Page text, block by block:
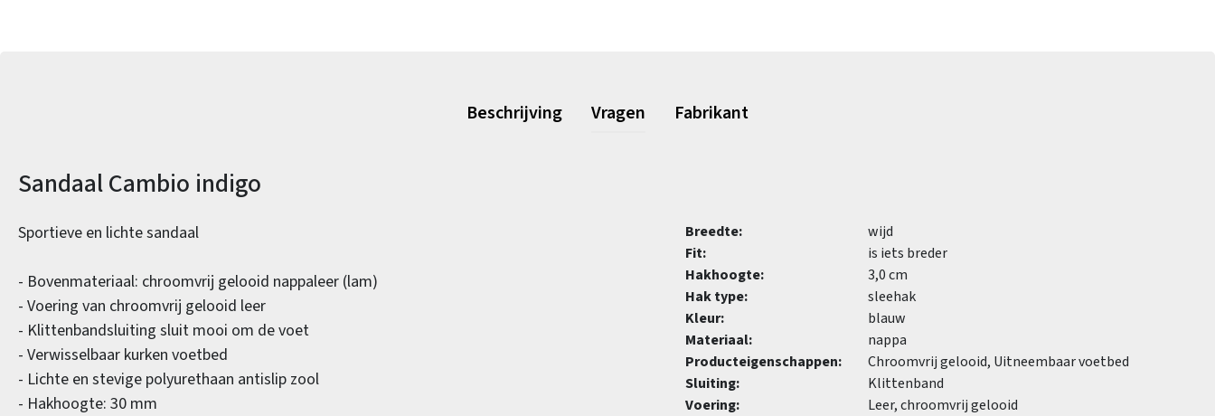
Beschrijving Vragen Fabrikant
Productinformatie
Sandaal Cambio indigo
Sportieve en lichte sandaal
- Bovenmateriaal: chroomvrij gelooid nappaleer (lam)
- Voering van chroomvrij gelooid leer
- Klittenbandsluiting sluit mooi om de voet
- Verwisselbaar kurken voetbed
- Lichte en stevige polyurethaan antislip zool
- Hakhoogte: 30 mm
Breedte:
wijd
Fit:
is iets breder
Hakhoogte:
3,0 cm
Hak type:
sleehak
Kleur:
blauw
Materiaal:
nappa
Producteigenschappen:
Chroomvrij gelooid, Uitneembaar voetbed
Sluiting:
Klittenband
Voering:
Leer, chroomvrij gelooid